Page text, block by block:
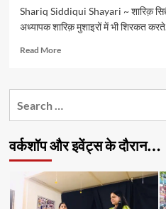
Shariq Siddiqui Shayari ~ शारिक़
अध्यापक शारिक़ मुशाइरों में भी शिरकत
Read MoreRead
शारिक़
वर्कशॉप और इवेंट्स के दौरान…